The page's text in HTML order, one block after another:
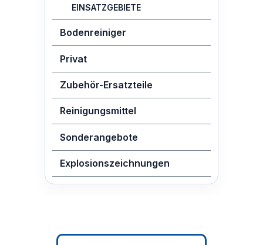
EINSATZGEBIETE
Bodenreiniger
Privat
Zubehör-Ersatzteile
Reinigungsmittel
Sonderangebote
Explosionszeichnungen